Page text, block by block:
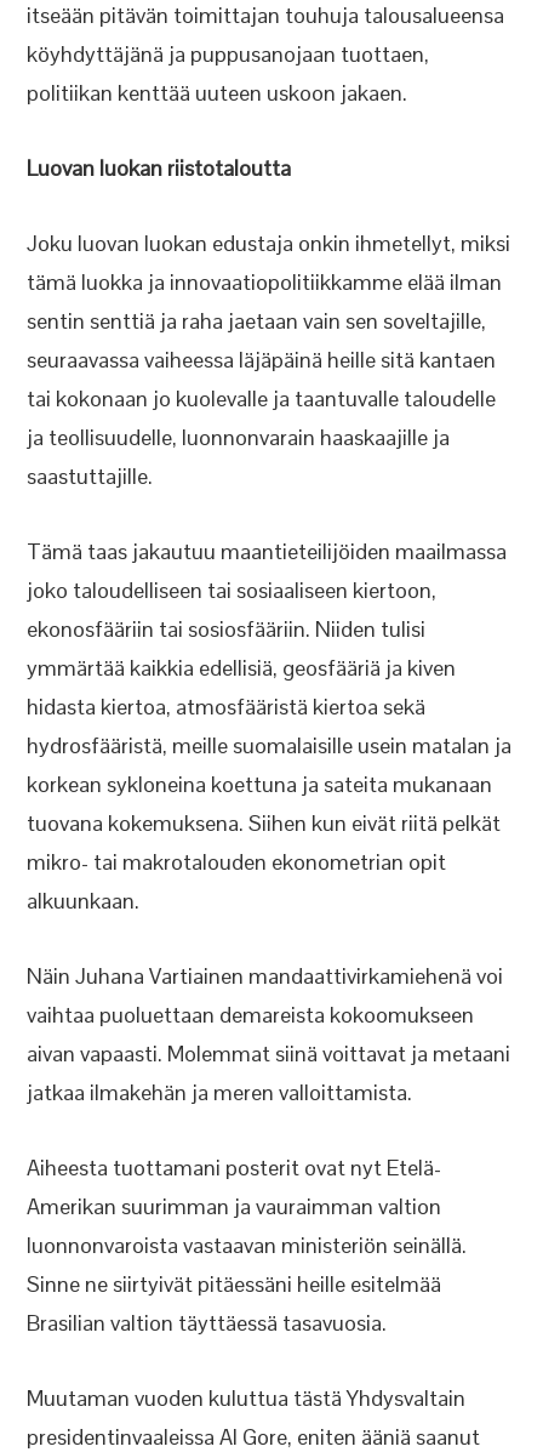
itseään pitävän toimittajan touhuja talousalueensa
köyhdyttäjänä ja puppusanojaan tuottaen,
politiikan kenttää uuteen uskoon jakaen.
Luovan luokan riistotaloutta
Joku luovan luokan edustaja onkin ihmetellyt, miksi
tämä luokka ja innovaatiopolitiikkamme elää ilman
sentin senttiä ja raha jaetaan vain sen soveltajille,
seuraavassa vaiheessa läjäpäinä heille sitä kantaen
tai kokonaan jo kuolevalle ja taantuvalle taloudelle
ja teollisuudelle, luonnonvarain haaskaajille ja
saastuttajille.
Tämä taas jakautuu maantieteilijöiden maailmassa
joko taloudelliseen tai sosiaaliseen kiertoon,
ekonosfääriin tai sosiosfääriin. Niiden tulisi
ymmärtää kaikkia edellisiä, geosfääriä ja kiven
hidasta kiertoa, atmosfääristä kiertoa sekä
hydrosfääristä, meille suomalaisille usein matalan ja
korkean sykloneina koettuna ja sateita mukanaan
tuovana kokemuksena. Siihen kun eivät riitä pelkät
mikro- tai makrotalouden ekonometrian opit
alkuunkaan.
Näin Juhana Vartiainen mandaattivirkamiehenä voi
vaihtaa puoluettaan demareista kokoomukseen
aivan vapaasti. Molemmat siinä voittavat ja metaani
jatkaa ilmakehän ja meren valloittamista.
Aiheesta tuottamani posterit ovat nyt Etelä-
Amerikan suurimman ja vauraimman valtion
luonnonvaroista vastaavan ministeriön seinällä.
Sinne ne siirtyivät pitäessäni heille esitelmää
Brasilian valtion täyttäessä tasavuosia.
Muutaman vuoden kuluttua tästä Yhdysvaltain
presidentinvaaleissa Al Gore, eniten ääniä saanut